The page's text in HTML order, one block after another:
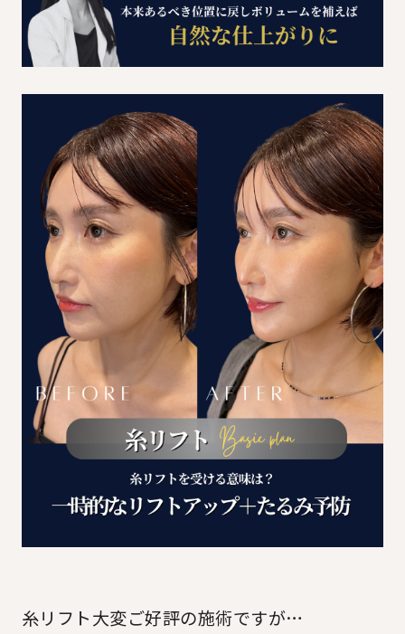
糸リフト大変ご好評の施術ですが…